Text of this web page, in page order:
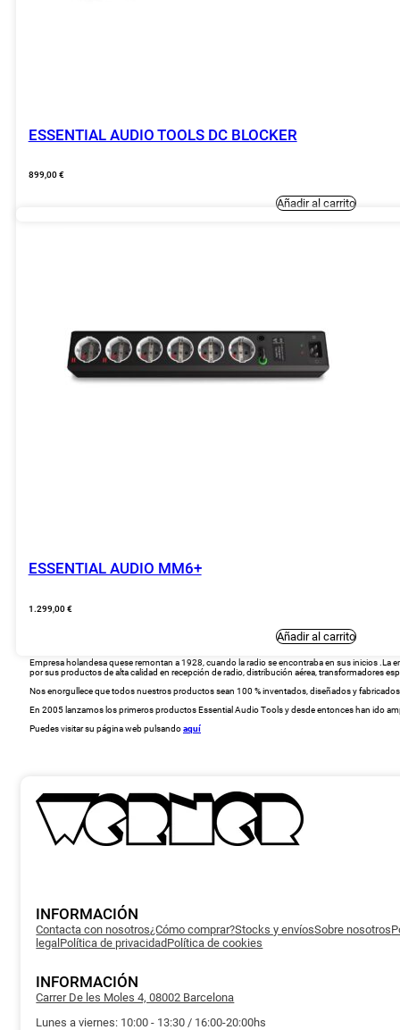
ESSENTIAL AUDIO TOOLS DC BLOCKER
899,00€
Añadir al carrito
ESSENTIAL AUDIO MM6+
1.299,00€
Añadir al carrito
Empresa holandesa quese remontan a 1928, cuando la radio se encontraba en sus inicios .La
por sus productos de alta calidad en recepción de radio, distribución aérea, transformadores
Nos enorgullece que todos nuestros productos sean 100 % inventados, diseñados y
En 2005 lanzamos los primeros productos Essential Audio Tools y desde entonces han ido
Puedes visitar su página web pulsandoaquí
INFORMACIÓN
Contacta con nosotros¿Cómo comprar?Stocks y envíosSobre nosotros
legalPolítica de privacidadPolítica de cookies
INFORMACIÓN
Carrer De les Moles 4, 08002 Barcelona
Lunes a viernes: 10:00 - 13:30 / 16:00-20:00hs